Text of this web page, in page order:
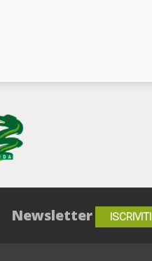
Newsletter ISCRIVITI